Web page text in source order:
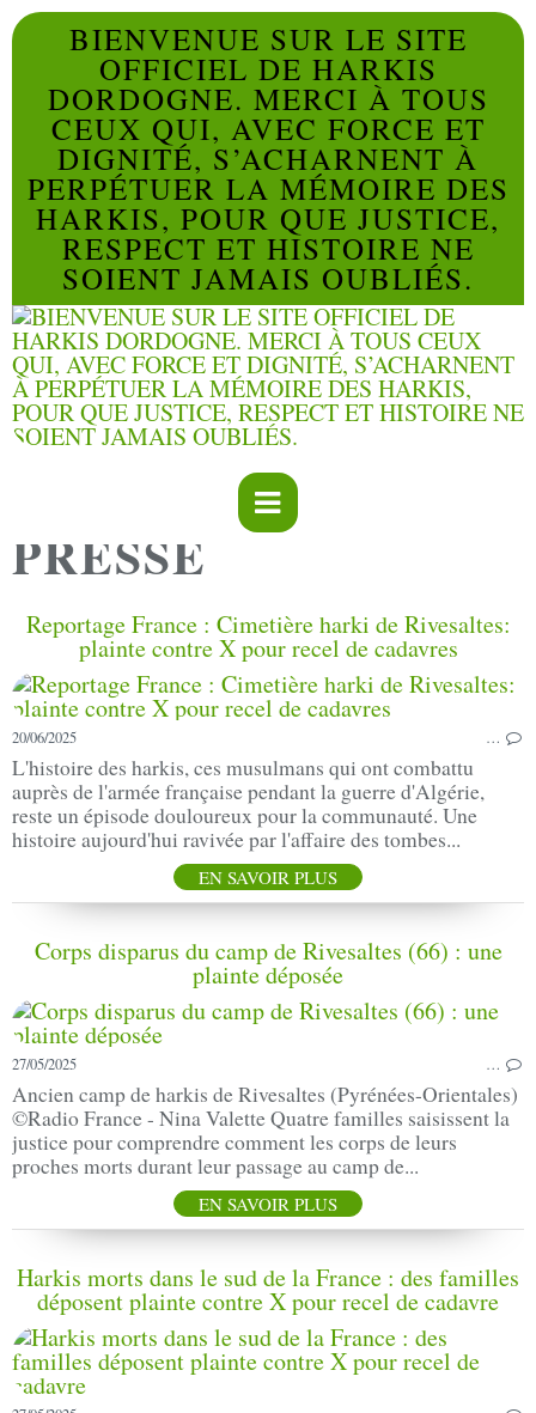
BIENVENUE SUR LE SITE
OFFICIEL DE HARKIS
DORDOGNE. MERCI À TOUS
CEUX QUI, AVEC FORCE ET
DIGNITÉ, S’ACHARNENT À
PERPÉTUER LA MÉMOIRE DES
HARKIS, POUR QUE JUSTICE,
RESPECT ET HISTOIRE NE
SOIENT JAMAIS OUBLIÉS.
PRESSE
Reportage France : Cimetière harki de Rivesaltes:
plainte contre X pour recel de cadavres
20/06/2025 …
L'histoire des harkis, ces musulmans qui ont combattu
auprès de l'armée française pendant la guerre d'Algérie,
reste un épisode douloureux pour la communauté. Une
histoire aujourd'hui ravivée par l'affaire des tombes...
EN SAVOIR PLUS
Corps disparus du camp de Rivesaltes (66) : une
plainte déposée
27/05/2025 …
Ancien camp de harkis de Rivesaltes (Pyrénées-Orientales)
©Radio France - Nina Valette Quatre familles saisissent la
justice pour comprendre comment les corps de leurs
proches morts durant leur passage au camp de...
EN SAVOIR PLUS
Harkis morts dans le sud de la France : des familles
déposent plainte contre X pour recel de cadavre